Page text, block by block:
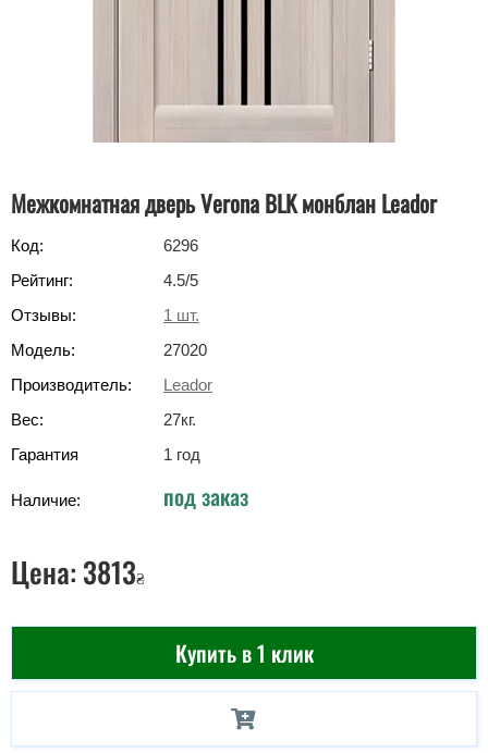
Межкомнатная дверь Verona BLK монблан Leador
Код:
6296
Рейтинг:
4.5/5
Отзывы:
1 шт.
Модель:
27020
Производитель:
Leador
Вес:
27кг.
Гарантия
1 год
Наличие: под заказ
Цена: 3813₴
Купить в 1 клик